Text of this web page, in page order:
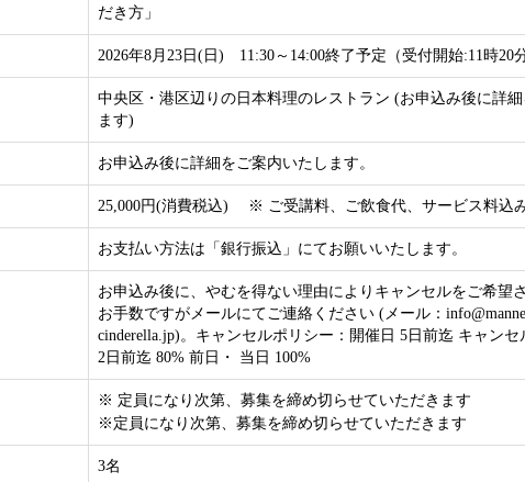
だき方」
2026年8月23日(日) 11:30～14:00終了予定（受付開始:11時20分
中央区・港区辺りの日本料理のレストラン (お申込み後に詳
ます)
お申込み後に詳細をご案内いたします。
25,000円(消費税込) ※ ご受講料、ご飲食代、サービス料込み
お支払い方法は「銀行振込」にてお願いいたします。
お申込み後に、やむを得ない理由によりキャンセルをご希望
お手数ですがメールにてご連絡ください (メール：
cinderella.jp)。キャンセルポリシー：開催日 5日前迄 キャンセ
2日前迄 80% 前日・ 当日 100%
※ 定員になり次第、募集を締め切らせていただきます
※定員になり次第、募集を締め切らせていただきます
3名